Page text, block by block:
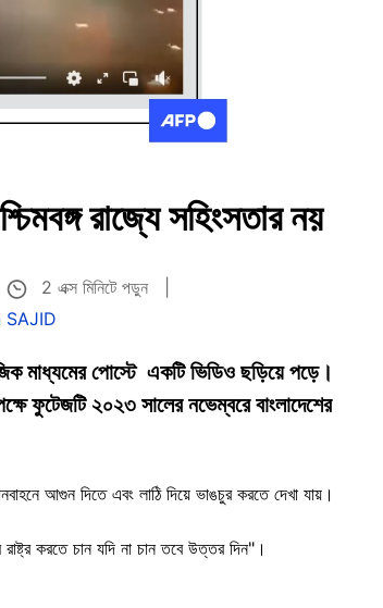
রাজ্যে সহিংসতার নয়
2 এক্স মিনিটে পড়ুন
SAJID
মাধ্যমের পোস্টে একটি ভিডিও ছড়িয়ে পড়ে।
ফুটেজটি ২০২৩ সালের নভেম্বরে বাংলাদেশের
আগুন দিতে এবং লাঠি দিয়ে ভাঙচুর করতে দেখা যায়।
করতে চান যদি না চান তবে উত্তর দিন"।